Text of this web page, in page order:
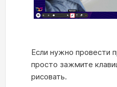
Если нужно провести
просто зажмите
рисовать.